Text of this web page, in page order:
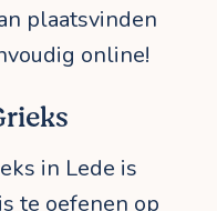
plaatsvinden
online!
in Lede is
te oefenen op